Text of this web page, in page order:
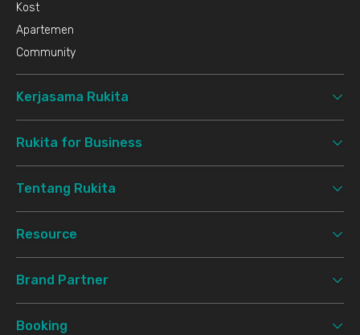
Kost
Apartemen
Community
Kerjasama Rukita
Rukita for Business
Tentang Rukita
Resource
Brand Partner
Booking